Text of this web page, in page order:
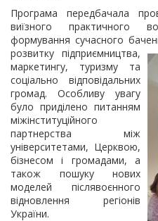
Програма передбачала
виїзного практичного
формування сучасного
розвитку підприємництва,
маркетингу, туризму та
соціально відповідальних
громад. Особливу увагу
було приділено питанням
міжінституційного
партнерства між
університетами, Церквою,
бізнесом і громадами, а
також пошуку нових
моделей післявоєнного
відновлення регіонів
України.